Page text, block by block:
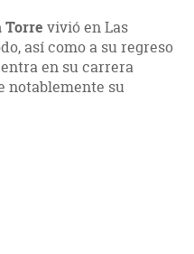
Torre vivió en Las
así como a su regreso
en su carrera
notablemente su